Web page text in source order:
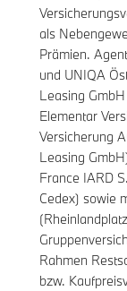
als
Prämien.
und UNIQA
Leasing
Elementar
Versicherung
Leasing
France IARD
Cedex) sowie
Rahmen
bzw.